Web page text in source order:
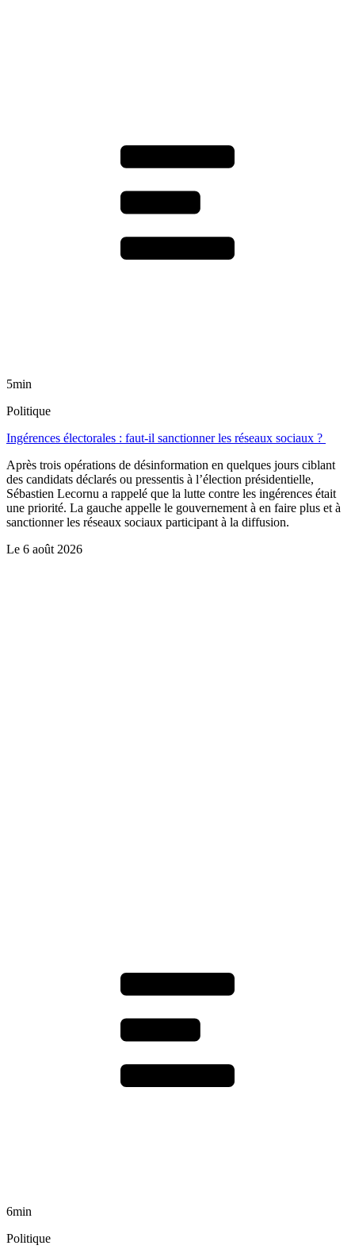
5min
Politique
Ingérences électorales : faut-il sanctionner les réseaux sociaux ?
Après trois opérations de désinformation en quelques jours ciblant
des candidats déclarés ou pressentis à l’élection présidentielle,
Sébastien Lecornu a rappelé que la lutte contre les ingérences était
une priorité. La gauche appelle le gouvernement à en faire plus et à
sanctionner les réseaux sociaux participant à la diffusion.
Le 6 août 2026
6min
Politique